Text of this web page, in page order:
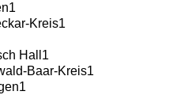
1
Kreis1
Hall 1
Baar-Kreis1
1